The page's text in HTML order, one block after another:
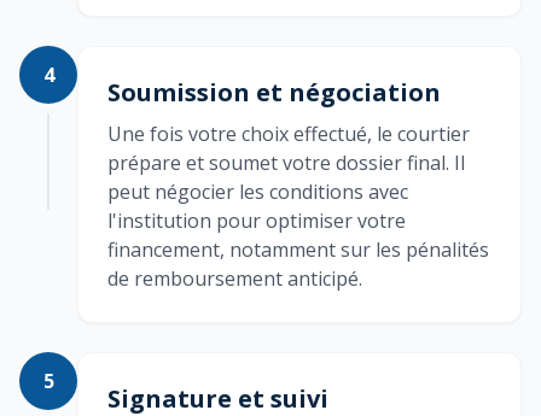
4
Soumission et négociation
Une fois votre choix effectué, le courtier
prépare et soumet votre dossier final. Il
peut négocier les conditions avec
l'institution pour optimiser votre
financement, notamment sur les pénalités
de remboursement anticipé.
5
Signature et suivi